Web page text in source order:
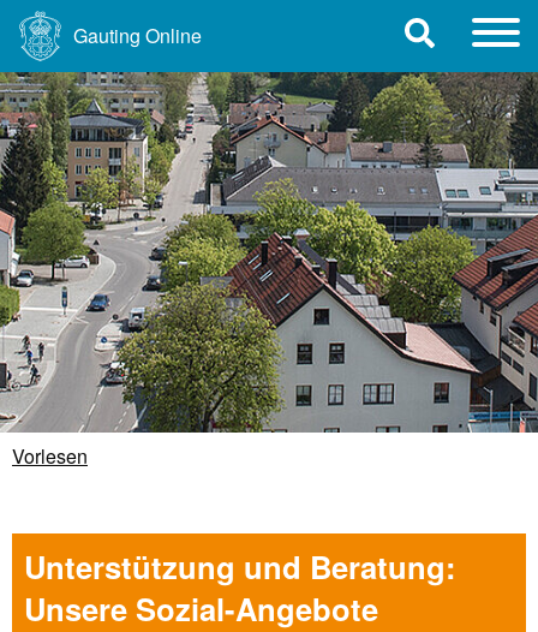
Gauting Online
Vorlesen
Unterstützung und Beratung:
Unsere Sozial-Angebote